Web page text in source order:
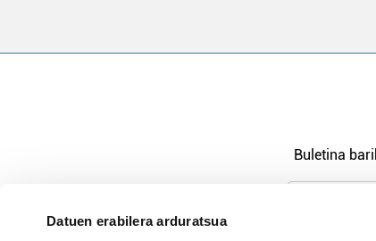
Datuen erabilera arduratsua
Buletina